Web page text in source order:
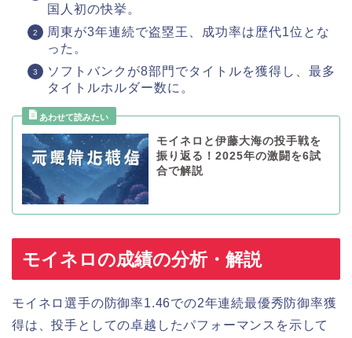
国人初の快挙。
周東が3年連続で盗塁王、成功率は歴代1位とな
った。
ソフトバンクが8部門でタイトルを獲得し、最多
タイトルホルダー数に。
モイネロと伊藤大海の投手戦を
振り返る！2025年の激闘を6試
合で解説
モイネロの成績の分析・解説
モイネロ選手の防御率1.46での2年連続最優秀防御率獲
得は、投手としての卓越したパフォーマンスを示して